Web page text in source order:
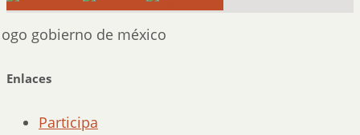
Enlaces
Participa